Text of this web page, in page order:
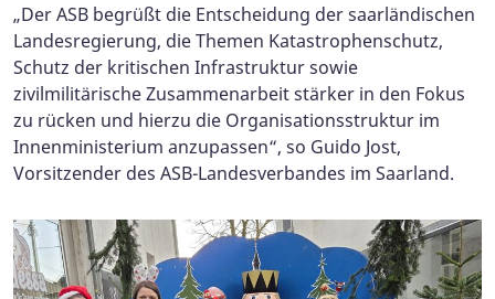
„Der ASB begrüßt die Entscheidung der saarländischen
Landesregierung, die Themen Katastrophenschutz,
Schutz der kritischen Infrastruktur sowie
zivilmilitärische Zusammenarbeit stärker in den Fokus
zu rücken und hierzu die Organisationsstruktur im
Innenministerium anzupassen“, so Guido Jost,
Vorsitzender des ASB-Landesverbandes im Saarland.